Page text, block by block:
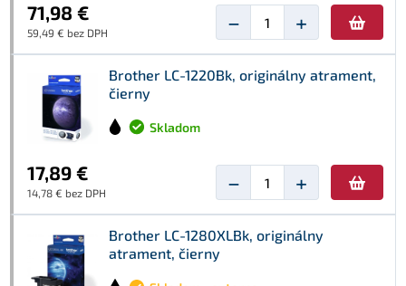
71,98 €
59,49 € bez DPH − +
Brother LC-1220Bk, originálny atrament,
čierny
Skladom
17,89 €
14,78 € bez DPH − +
Brother LC-1280XLBk, originálny
atrament, čierny